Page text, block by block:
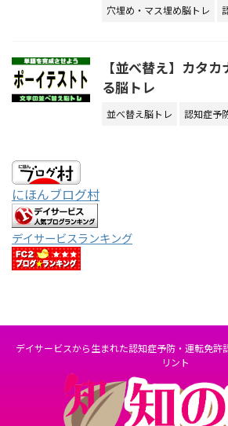
穴埋め・マス埋め脳トレ
【並べ替え】カタ
る脳トレ
並べ替え脳トレ 認知症予
にほんブログ村
デイサービスランキング
デイサービスから生まれた認知症予防・運転免許
リント